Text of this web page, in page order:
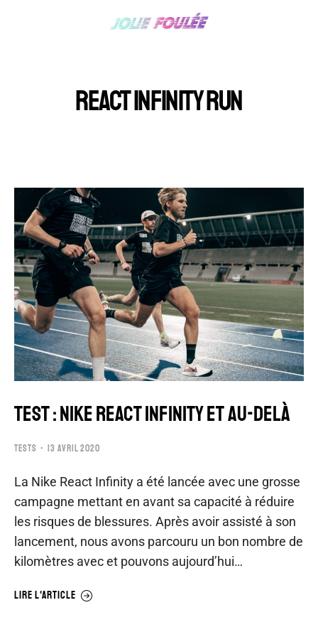
REACT INFINITY RUN
TEST : NIKE REACT INFINITY ET AU-DELÀ
TESTS 13 AVRIL 2020
La Nike React Infinity a été lancée avec une grosse
campagne mettant en avant sa capacité à réduire
les risques de blessures. Après avoir assisté à son
lancement, nous avons parcouru un bon nombre de
kilomètres avec et pouvons aujourd’hui…
LIRE L'ARTICLE